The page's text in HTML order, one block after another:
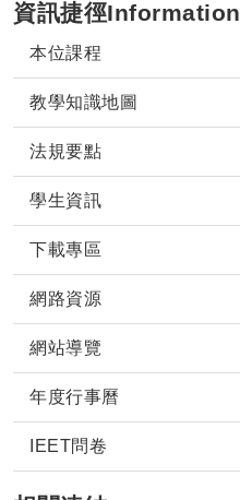
資訊捷徑Information
本位課程
教學知識地圖
法規要點
學生資訊
下載專區
網路資源
網站導覽
年度行事曆
IEET問卷